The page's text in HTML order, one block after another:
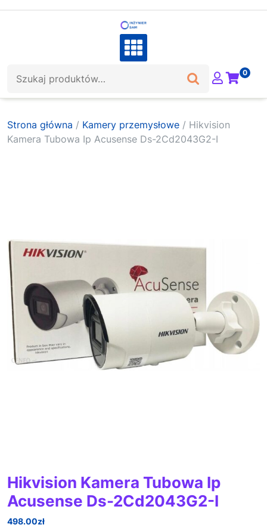
0
Strona główna / Kamery przemysłowe / Hikvision
Kamera Tubowa Ip Acusense Ds-2Cd2043G2-I
Hikvision Kamera Tubowa Ip
Acusense Ds-2Cd2043G2-I
498.00zł